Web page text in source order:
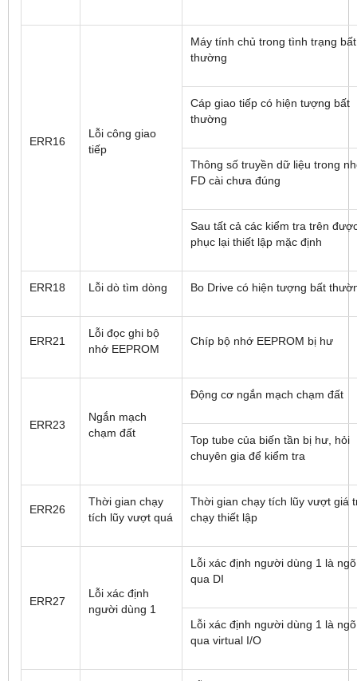
ERR16
Lỗi công giao
tiếp
Máy tính chủ trong tình trạng bất
thường
Cáp giao tiếp có hiện tượng bất
thường
Thông số truyền dữ liệu trong
FD cài chưa đúng
Sau tất cả các kiểm tra trên
phục lại thiết lập mặc định
ERR18 Lỗi dò tìm dòng Bo Drive có hiện tượng bất
ERR21
Lỗi đọc ghi bộ
nhớ EEPROM
Chíp bộ nhớ EEPROM bị hư
ERR23
Ngắn mạch
chạm đất
Động cơ ngắn mạch chạm đất
Top tube của biến tần bị hư, hỏi
chuyên gia để kiểm tra
ERR26
Thời gian chạy
tích lũy vượt quá
Thời gian chạy tích lũy vượt giá
chạy thiết lập
ERR27
Lỗi xác định
người dùng 1
Lỗi xác định người dùng 1 là
qua DI
Lỗi xác định người dùng 1 là
qua virtual I/O